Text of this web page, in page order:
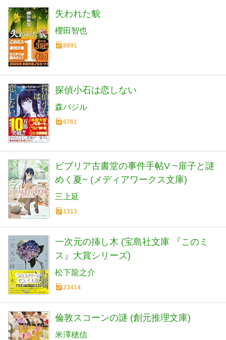
失われた貌
櫻田智也
8891
探偵小石は恋しない
森バジル
6761
ビブリア古書堂の事件手帖V ~扉子と謎
めく夏~ (メディアワークス文庫)
三上延
1313
一次元の挿し木 (宝島社文庫 『このミ
ス』大賞シリーズ)
松下龍之介
23414
倫敦スコーンの謎 (創元推理文庫)
米澤穂信